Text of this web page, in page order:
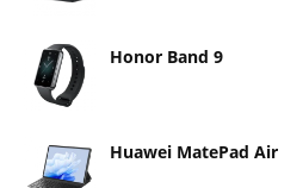
Honor Band 9
Huawei MatePad Air